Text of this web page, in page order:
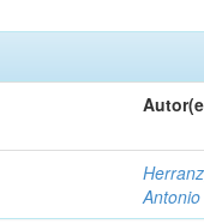
Antonio